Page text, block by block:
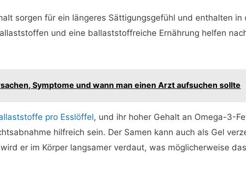
sorgen für ein längeres Sättigungsgefühl und enthalten in
und eine ballaststoffreiche Ernährung helfen
Symptome und wann man einen Arzt aufsuchen sollte
pro Esslöffel, und ihr hoher Gehalt an Omega-3-
hilfreich sein. Der Samen kann auch als Gel
er im Körper langsamer verdaut, was möglicherweise